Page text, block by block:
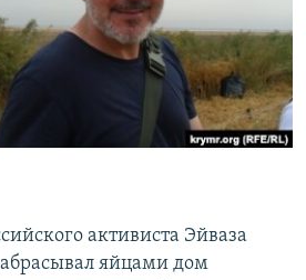
КРЫМА
активиста Эйваза
яйцами дом